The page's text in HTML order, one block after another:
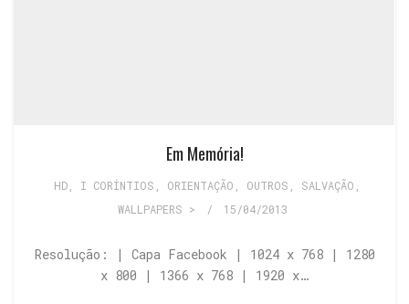
Em Memória!
HD, I CORÍNTIOS ORIENTAÇÃO OUTROS SALVAÇÃO
WALLPAPERS >
/ 15/04/2013
Resolução: | Capa Facebook | 1024 x 768 | 1280
x 800 | 1366 x 768 | 1920 x…